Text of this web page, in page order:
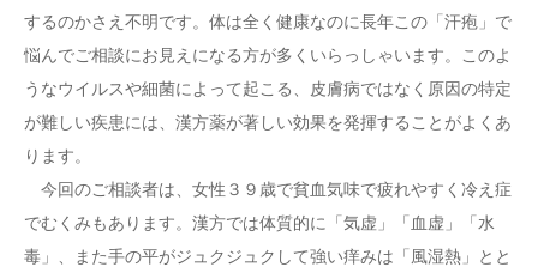
するのかさえ不明です。体は全く健康なのに長年この「汗疱」で
悩んでご相談にお見えになる方が多くいらっしゃいます。このよ
うなウイルスや細菌によって起こる、皮膚病ではなく原因の特定
が難しい疾患には、漢方薬が著しい効果を発揮することがよくあ
ります。
今回のご相談者は、女性３９歳で貧血気味で疲れやすく冷え症
でむくみもあります。漢方では体質的に「気虚」「血虚」「水
毒」、また手の平がジュクジュクして強い痒みは「風湿熱」とと